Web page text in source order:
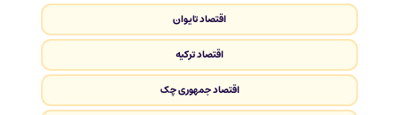
اقتصاد تایوان
اقتصاد ترکیه
اقتصاد جمهوری چک